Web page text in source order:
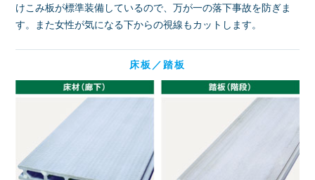
けこみ板が標準装備しているので、万が一の落下事故を防ぎま
す。また女性が気になる下からの視線もカットします。
床板／踏板